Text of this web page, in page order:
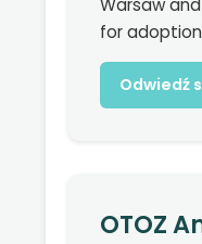
Warsaw
for
Odwiedź
OTOZ